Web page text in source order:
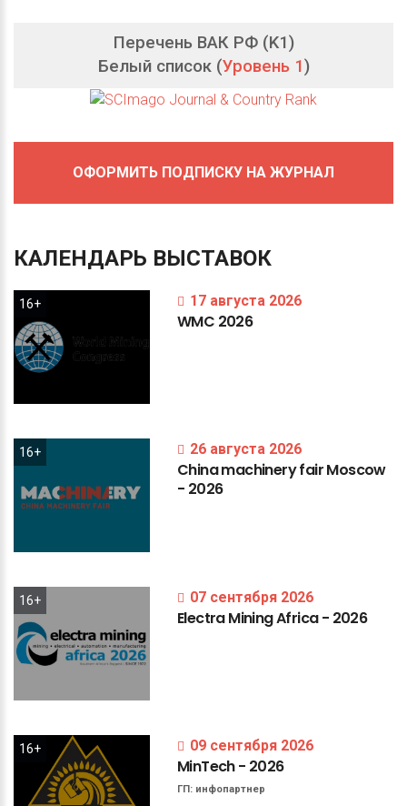
Перечень ВАК РФ (K1)
Белый список (Уровень 1)
ОФОРМИТЬ ПОДПИСКУ НА ЖУРНАЛ
КАЛЕНДАРЬ ВЫСТАВОК
16+ 17 августа 2026
WMC 2026
16+ 26 августа 2026
ChinamachineryfairMoscow
- 2026
16+ 07 сентября 2026
ElectraMiningAfrica- 2026
16+ 09 сентября 2026
MinTech- 2026
ГП: инфопартнер